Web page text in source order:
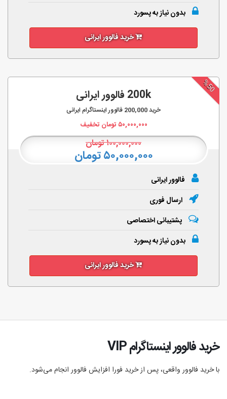
بدون نیاز به پسورد
خرید فالوور ایرانی
%50
200k فالوور ایرانی
خرید200,000 فالوور اینستاگرام ایرانی
۵۰,۰۰۰,۰۰۰تومان تخفیف
۱۰۰,۰۰۰,۰۰۰تومان
۵۰,۰۰۰,۰۰۰ تومان
فالوور ایرانی
ارسال فوری
پشتیبانی اختصاصی
بدون نیاز به پسورد
خرید فالوور ایرانی
خرید فالوور اینستاگرام VIP
با خرید فالوور واقعی، پس از خرید فورا افزایش فالوور انجام‌ می‌شود.